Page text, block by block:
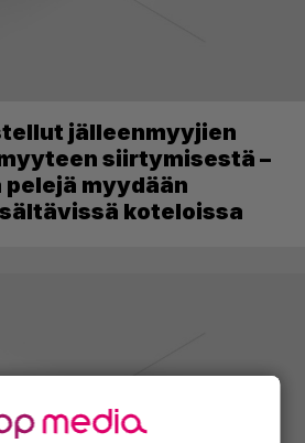
jälleenmyyjien
siirtymisestä –
myydään
koteloissa